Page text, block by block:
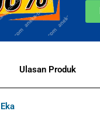
Ulasan Produk
Eka